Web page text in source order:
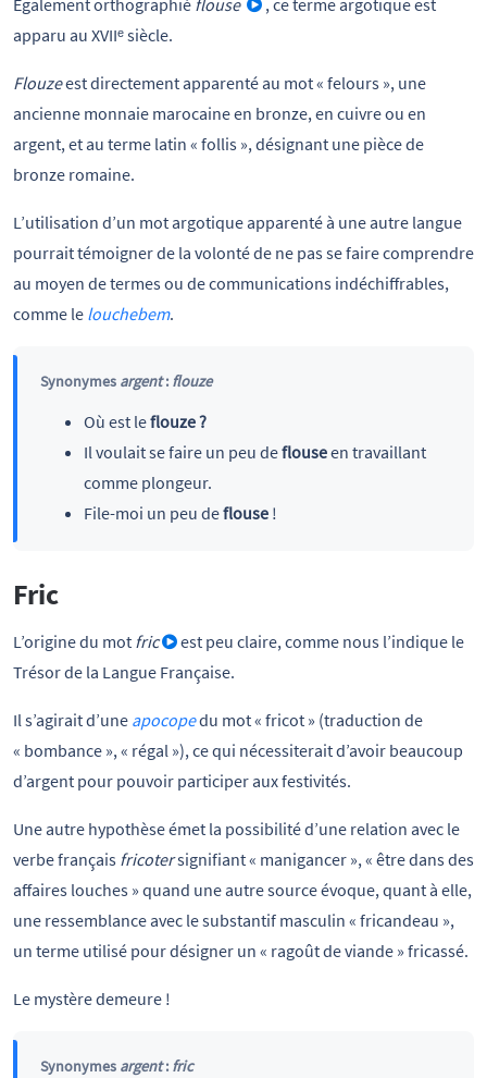
Également orthographié flouse
, ce terme argotique est
apparu au XVIIᵉ siècle.
Flouzeest directement apparenté au mot « felours », une
ancienne monnaie marocaine en bronze, en cuivre ou en
argent, et au terme latin « follis », désignant une pièce de
bronze romaine.
L’utilisation d’un mot argotique apparenté à une autre langue
pourrait témoigner de la volonté de ne pas se faire comprendre
au moyen de termes ou de communications indéchiffrables,
comme le louchebem.
Synonymes argent: flouze
Où est leflouze ?
Il voulait se faire un peu deflouseen travaillant
comme plongeur.
File-moi un peu deflouse!
Fric
L’origine du mot fric
est peu claire, comme nous l’indique le
Trésor de la Langue Française.
Il s’agirait d’une apocopedu mot « fricot » (traduction de
« bombance », « régal »), ce qui nécessiterait d’avoir beaucoup
d’argent pour pouvoir participer aux festivités.
Une autre hypothèse émet la possibilité d’une relation avec le
verbe français fricotersignifiant « manigancer », « être dans des
affaires louches » quand une autre source évoque, quant à elle,
une ressemblance avec le substantif masculin « fricandeau »,
un terme utilisé pour désigner un « ragoût de viande » fricassé.
Le mystère demeure !
Synonymes argent: fric